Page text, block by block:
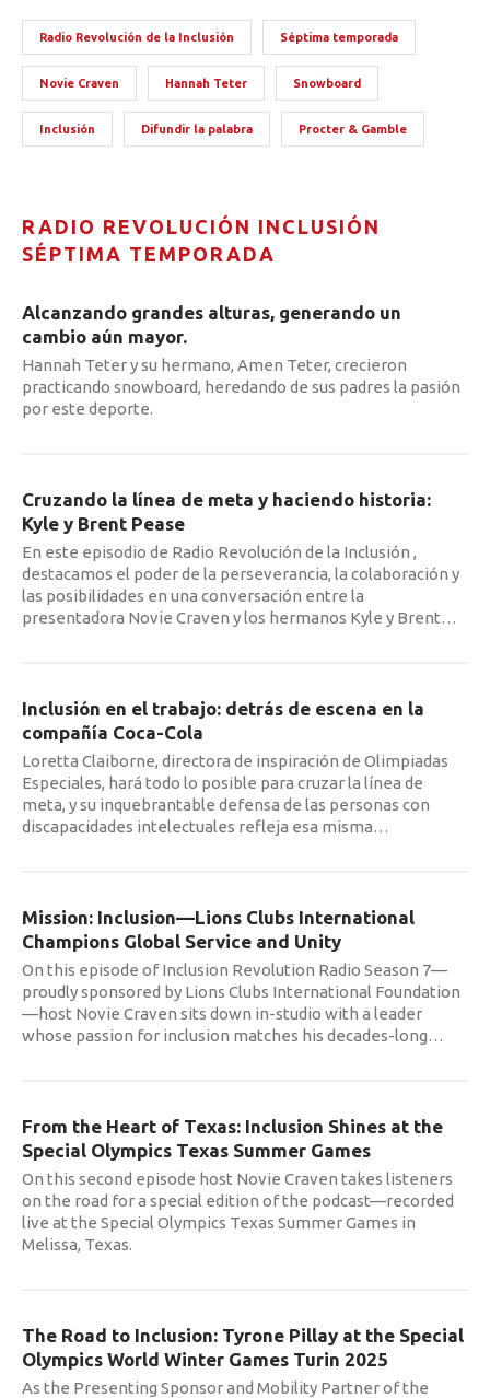
Radio Revolución de la Inclusión Séptima temporada
Novie Craven Hannah Teter Snowboard
Inclusión Difundir la palabra Procter & Gamble
RADIO REVOLUCIÓN INCLUSIÓN
SÉPTIMA TEMPORADA
Alcanzando grandes alturas, generando un
cambio aún mayor.
Hannah Teter y su hermano, Amen Teter, crecieron
practicando snowboard, heredando de sus padres la pasión
por este deporte.
Cruzando la línea de meta y haciendo historia:
Kyle y Brent Pease
En este episodio de Radio Revolución de la Inclusión ,
destacamos el poder de la perseverancia, la colaboración y
las posibilidades en una conversación entre la
presentadora Novie Craven y los hermanos Kyle y Brent…
Inclusión en el trabajo: detrás de escena en la
compañía Coca-Cola
Loretta Claiborne, directora de inspiración de Olimpiadas
Especiales, hará todo lo posible para cruzar la línea de
meta, y su inquebrantable defensa de las personas con
discapacidades intelectuales refleja esa misma…
Mission: Inclusion—Lions Clubs International
Champions Global Service and Unity
On this episode of Inclusion Revolution Radio Season 7—
proudly sponsored by Lions Clubs International Foundation
—host Novie Craven sits down in-studio with a leader
whose passion for inclusion matches his decades-long…
From the Heart of Texas: Inclusion Shines at the
Special Olympics Texas Summer Games
On this second episode host Novie Craven takes listeners
on the road for a special edition of the podcast—recorded
live at the Special Olympics Texas Summer Games in
Melissa, Texas.
The Road to Inclusion: Tyrone Pillay at the Special
Olympics World Winter Games Turin 2025
As the Presenting Sponsor and Mobility Partner of the